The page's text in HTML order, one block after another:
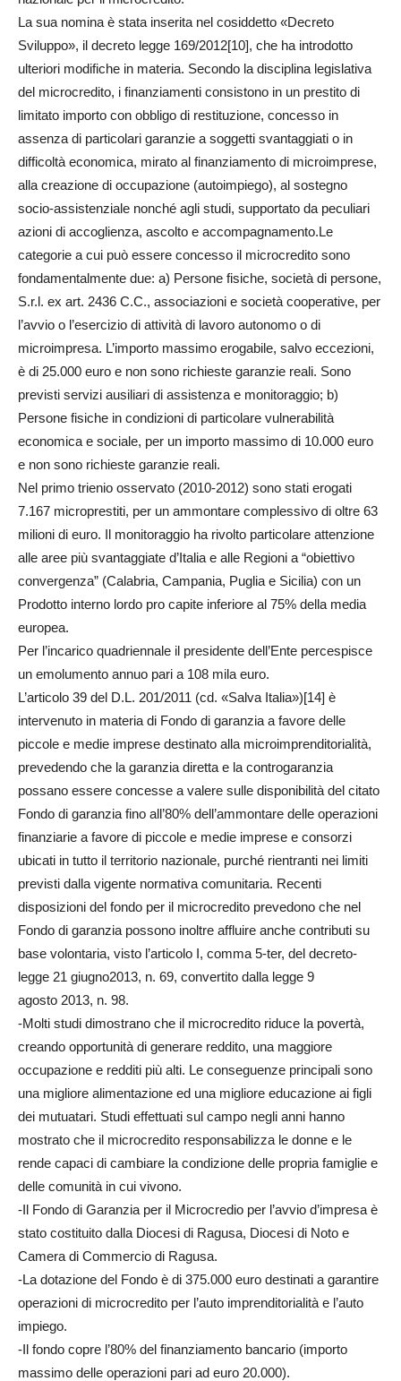
La sua nomina è stata inserita nel cosiddetto «Decreto
Sviluppo», il decreto legge 169/2012[10], che ha introdotto
ulteriori modifiche in materia. Secondo la disciplina legislativa
del microcredito, i finanziamenti consistono in un prestito di
limitato importo con obbligo di restituzione, concesso in
assenza di particolari garanzie a soggetti svantaggiati o in
difficoltà economica, mirato al finanziamento di microimprese,
alla creazione di occupazione (autoimpiego), al sostegno
socio-assistenziale nonché agli studi, supportato da peculiari
azioni di accoglienza, ascolto e accompagnamento.Le
categorie a cui può essere concesso il microcredito sono
fondamentalmente due: a) Persone fisiche, società di persone,
S.r.l. ex art. 2436 C.C., associazioni e società cooperative, per
l’avvio o l’esercizio di attività di lavoro autonomo o di
microimpresa. L’importo massimo erogabile, salvo eccezioni,
è di 25.000 euro e non sono richieste garanzie reali. Sono
previsti servizi ausiliari di assistenza e monitoraggio; b)
Persone fisiche in condizioni di particolare vulnerabilità
economica e sociale, per un importo massimo di 10.000 euro
e non sono richieste garanzie reali.
Nel primo trienio osservato (2010-2012) sono stati erogati
7.167 microprestiti, per un ammontare complessivo di oltre 63
milioni di euro. Il monitoraggio ha rivolto particolare attenzione
alle aree più svantaggiate d’Italia e alle Regioni a “obiettivo
convergenza” (Calabria, Campania, Puglia e Sicilia) con un
Prodotto interno lordo pro capite inferiore al 75% della media
europea.
Per l’incarico quadriennale il presidente dell’Ente percespisce
un emolumento annuo pari a 108 mila euro.
L’articolo 39 del D.L. 201/2011 (cd. «Salva Italia»)[14] è
intervenuto in materia di Fondo di garanzia a favore delle
piccole e medie imprese destinato alla microimprenditorialità,
prevedendo che la garanzia diretta e la controgaranzia
possano essere concesse a valere sulle disponibilità del citato
Fondo di garanzia fino all’80% dell’ammontare delle operazioni
finanziarie a favore di piccole e medie imprese e consorzi
ubicati in tutto il territorio nazionale, purché rientranti nei limiti
previsti dalla vigente normativa comunitaria. Recenti
disposizioni del fondo per il microcredito prevedono che nel
Fondo di garanzia possono inoltre affluire anche contributi su
base volontaria, visto l’articolo I, comma 5-ter, del decreto-
legge 21 giugno2013, n. 69, convertito dalla legge 9
agosto 2013, n. 98.
-Molti studi dimostrano che il microcredito riduce la povertà,
creando opportunità di generare reddito, una maggiore
occupazione e redditi più alti. Le conseguenze principali sono
una migliore alimentazione ed una migliore educazione ai figli
dei mutuatari. Studi effettuati sul campo negli anni hanno
mostrato che il microcredito responsabilizza le donne e le
rende capaci di cambiare la condizione delle propria famiglie e
delle comunità in cui vivono.
-Il Fondo di Garanzia per il Microcredio per l’avvio d’impresa è
stato costituito dalla Diocesi di Ragusa, Diocesi di Noto e
Camera di Commercio di Ragusa.
-La dotazione del Fondo è di 375.000 euro destinati a garantire
operazioni di microcredito per l’auto imprenditorialità e l’auto
impiego.
-Il fondo copre l’80% del finanziamento bancario (importo
massimo delle operazioni pari ad euro 20.000).